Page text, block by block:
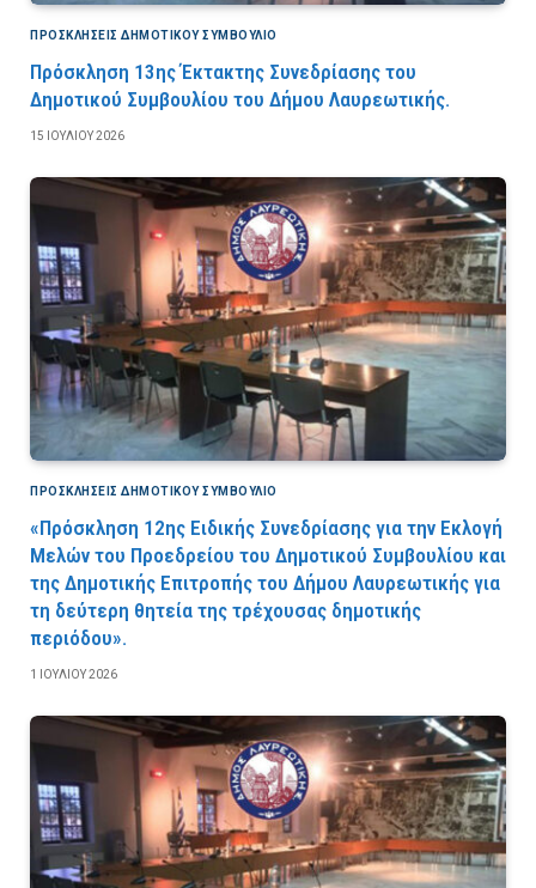
ΠΡΟΣΚΛΉΣΕΙΣ ΔΗΜΟΤΙΚΟΎ ΣΥΜΒΟΎΛΙΟ
Πρόσκληση 13ης Έκτακτης Συνεδρίασης του
Δημοτικού Συμβουλίου του Δήμου Λαυρεωτικής.
15 ΙΟΥΛΊΟΥ 2026
ΠΡΟΣΚΛΉΣΕΙΣ ΔΗΜΟΤΙΚΟΎ ΣΥΜΒΟΎΛΙΟ
«Πρόσκληση 12ης Ειδικής Συνεδρίασης για την Εκλογή
Μελών του Προεδρείου του Δημοτικού Συμβουλίου και
της Δημοτικής Επιτροπής του Δήμου Λαυρεωτικής για
τη δεύτερη θητεία της τρέχουσας δημοτικής
περιόδου».
1 ΙΟΥΛΊΟΥ 2026